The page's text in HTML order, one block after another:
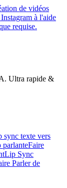
de vidéos
à l'aide
requise.
Ultra rapide &
sync texte vers
parlanteFaire
Lip Sync
Parler de